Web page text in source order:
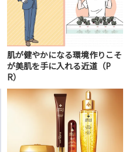
肌が健やかになる環境作りこそ
が美肌を手に入れる近道（P
R）